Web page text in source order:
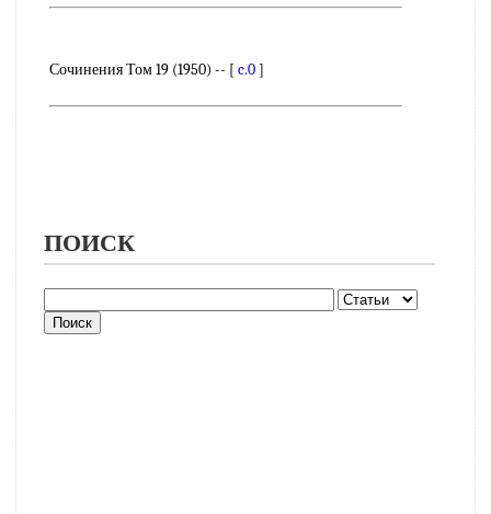
Сочинения Том 19 (1950) -- [ c.0]
ПОИСК